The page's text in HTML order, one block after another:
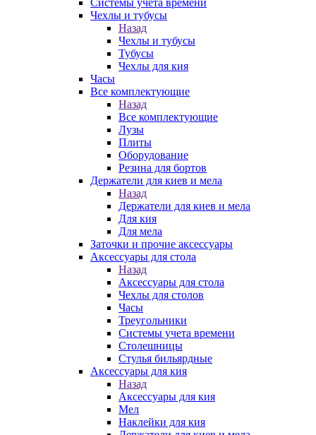
Системы учета времени
Чехлы и тубусы
Назад
Чехлы и тубусы
Тубусы
Чехлы для кия
Часы
Все комплектующие
Назад
Все комплектующие
Лузы
Плиты
Оборудование
Резина для бортов
Держатели для киев и мела
Назад
Держатели для киев и мела
Для кия
Для мела
Заточки и прочие аксессуары
Аксессуары для стола
Назад
Аксессуары для стола
Чехлы для столов
Часы
Треугольники
Системы учета времени
Столешницы
Стулья бильярдные
Аксессуары для кия
Назад
Аксессуары для кия
Мел
Наклейки для кия